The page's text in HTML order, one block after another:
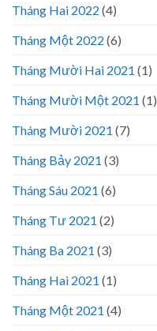
Tháng Hai 2022 (4)
Tháng Một 2022 (6)
Tháng Mười Hai 2021 (1)
Tháng Mười Một 2021 (1)
Tháng Mười 2021 (7)
Tháng Bảy 2021 (3)
Tháng Sáu 2021 (6)
Tháng Tư 2021 (2)
Tháng Ba 2021 (3)
Tháng Hai 2021 (1)
Tháng Một 2021 (4)